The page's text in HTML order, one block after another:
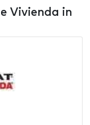
Vivienda in